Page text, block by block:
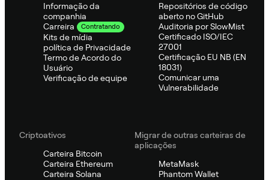
Informação da
companhia
Carreira
Contratando
Kits de mídia
política de Privacidade
Termo de Acordo do
Usuário
Verificação de equipe
Repositórios de código
aberto no GitHub
Auditoria por SlowMist
Certificado ISO/IEC
27001
Certificação EU NB (EN
18031)
Comunicar uma
Vulnerabilidade
Criptoativos
Carteira Bitcoin
Carteira Ethereum
Carteira Solana
Migrar de outras carteiras de
aplicações
MetaMask
Phantom Wallet